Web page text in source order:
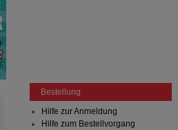
Bestellung
Hilfe zur Anmeldung
Hilfe zum Bestellvorgang